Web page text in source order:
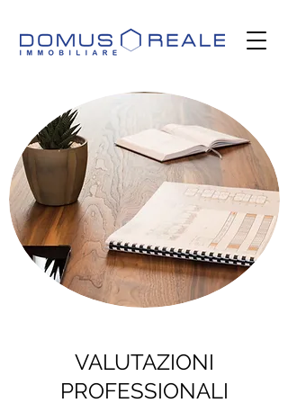
VALUTAZIONI
PROFESSIONALI